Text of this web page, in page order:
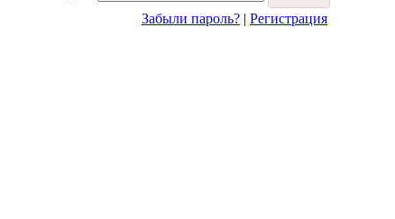
Забыли пароль? | Регистрация